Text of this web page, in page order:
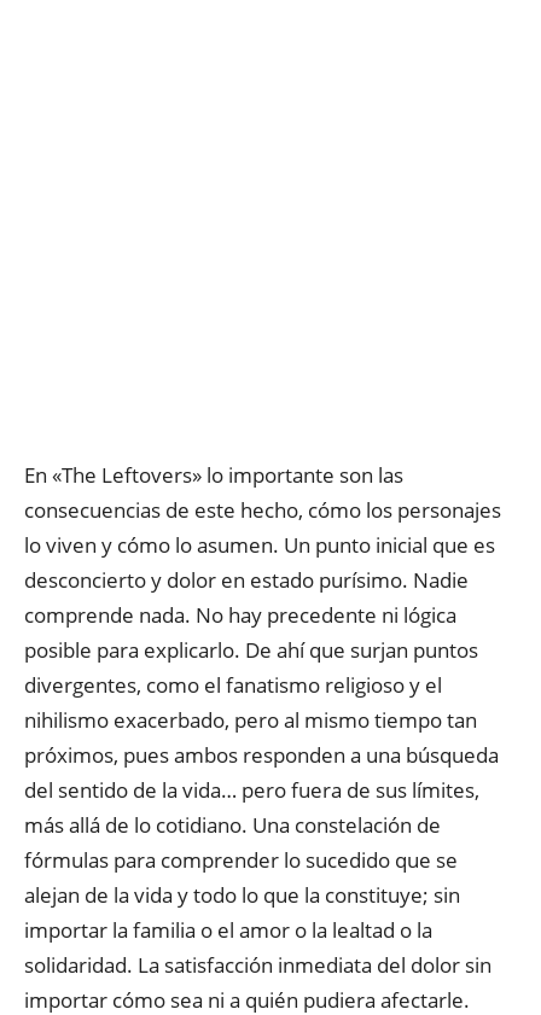
En «The Leftovers» lo importante son las
consecuencias de este hecho, cómo los personajes
lo viven y cómo lo asumen. Un punto inicial que es
desconcierto y dolor en estado purísimo. Nadie
comprende nada. No hay precedente ni lógica
posible para explicarlo. De ahí que surjan puntos
divergentes, como el fanatismo religioso y el
nihilismo exacerbado, pero al mismo tiempo tan
próximos, pues ambos responden a una búsqueda
del sentido de la vida… pero fuera de sus límites,
más allá de lo cotidiano. Una constelación de
fórmulas para comprender lo sucedido que se
alejan de la vida y todo lo que la constituye; sin
importar la familia o el amor o la lealtad o la
solidaridad. La satisfacción inmediata del dolor sin
importar cómo sea ni a quién pudiera afectarle.